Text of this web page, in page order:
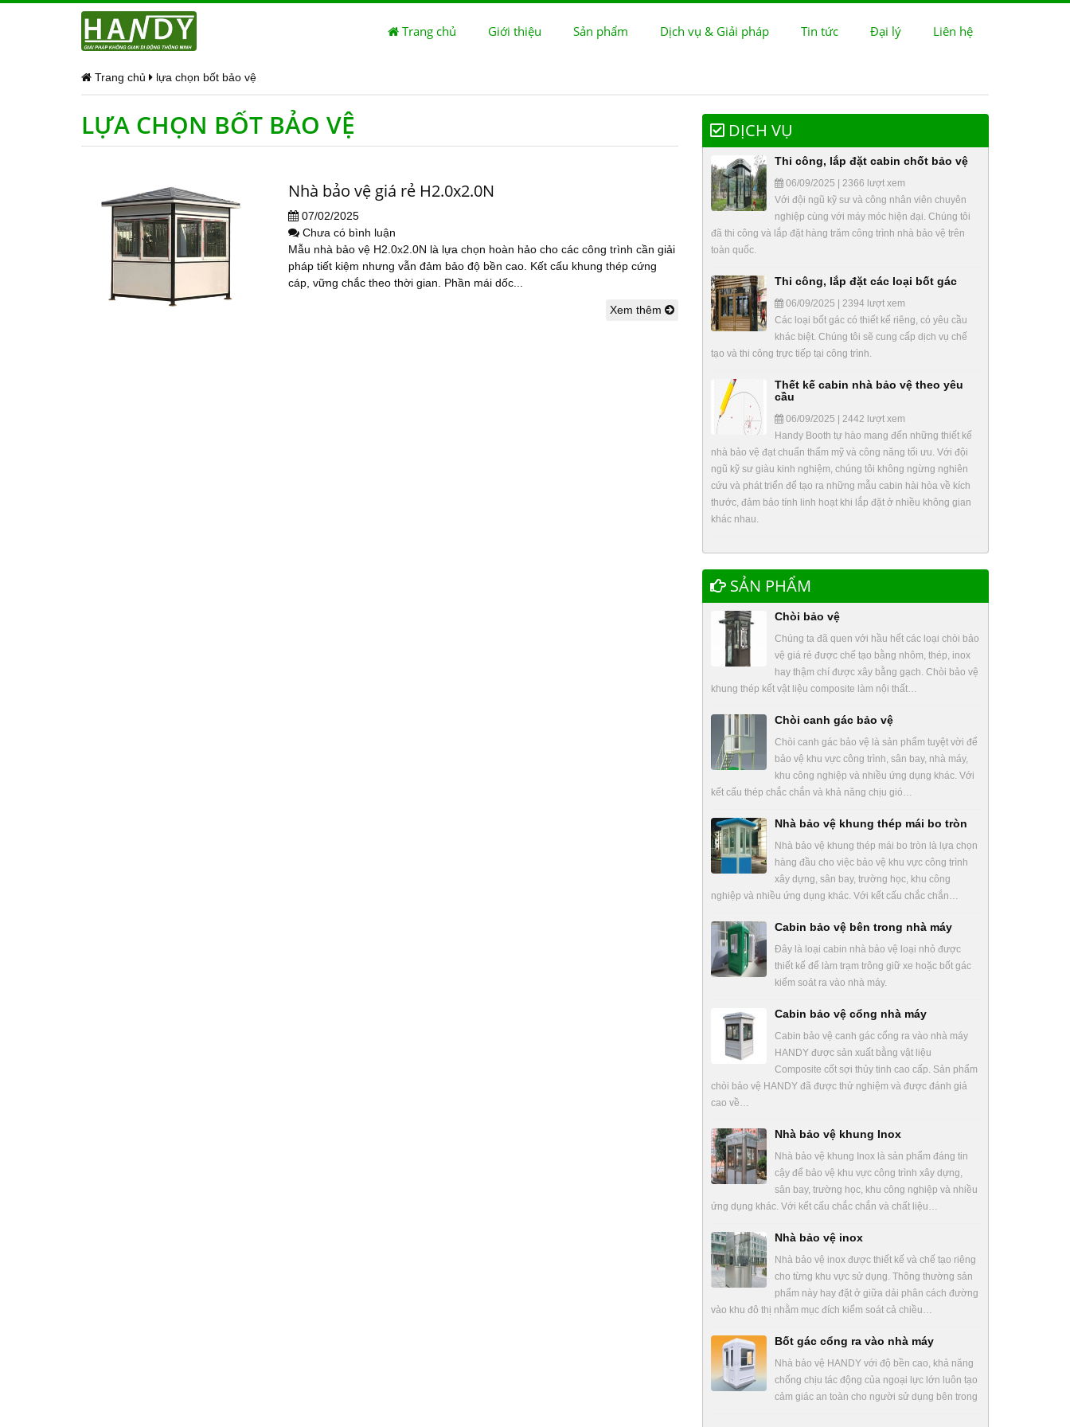
Trang chủ Giới thiệu Sản phẩm Dịch vụ & Giải pháp Tin tức Đại lý Liên hệ
Trang chủ lựa chọn bốt bảo vệ
LỰA CHỌN BỐT BẢO VỆ
Nhà bảo vệ giá rẻ H2.0x2.0N
07/02/2025
Chưa có bình luận
Mẫu nhà bảo vệ H2.0x2.0N là lựa chọn hoàn hảo cho các công trình cần giải
pháp tiết kiệm nhưng vẫn đảm bảo độ bền cao. Kết cấu khung thép cứng
cáp, vững chắc theo thời gian. Phần mái dốc...
Xem thêm
DỊCH VỤ
Thi công, lắp đặt cabin chốt bảo vệ
06/09/2025 | 2366 lượt xem
Với đội ngũ kỹ sư và công nhân viên chuyên
nghiệp cùng với máy móc hiện đại. Chúng tôi
đã thi công và lắp đặt hàng trăm công trình nhà bảo vệ trên
toàn quốc.
Thi công, lắp đặt các loại bốt gác
06/09/2025 | 2394 lượt xem
Các loại bốt gác có thiết kế riêng, có yêu cầu
khác biệt. Chúng tôi sẽ cung cấp dịch vụ chế
tạo và thi công trực tiếp tại công trình.
Thết kế cabin nhà bảo vệ theo yêu
cầu
06/09/2025 | 2442 lượt xem
Handy Booth tự hào mang đến những thiết kế
nhà bảo vệ đạt chuẩn thẩm mỹ và công năng tối ưu. Với đội
ngũ kỹ sư giàu kinh nghiệm, chúng tôi không ngừng nghiên
cứu và phát triển để tạo ra những mẫu cabin hài hòa về kích
thước, đảm bảo tính linh hoạt khi lắp đặt ở nhiều không gian
khác nhau.
SẢN PHẨM
Chòi bảo vệ
Chúng ta đã quen với hầu hết các loại chòi bảo
vệ giá rẻ được chế tạo bằng nhôm, thép, inox
hay thậm chí được xây bằng gạch. Chòi bảo vệ
khung thép kết vật liệu composite làm nội thất…
Chòi canh gác bảo vệ
Chòi canh gác bảo vệ là sản phẩm tuyệt vời để
bảo vệ khu vực công trình, sân bay, nhà máy,
khu công nghiệp và nhiều ứng dụng khác. Với
kết cấu thép chắc chắn và khả năng chịu gió…
Nhà bảo vệ khung thép mái bo tròn
Nhà bảo vệ khung thép mái bo tròn là lựa chọn
hàng đầu cho việc bảo vệ khu vực công trình
xây dựng, sân bay, trường học, khu công
nghiệp và nhiều ứng dụng khác. Với kết cấu chắc chắn…
Cabin bảo vệ bên trong nhà máy
Đây là loại cabin nhà bảo vệ loại nhỏ được
thiết kế để làm trạm trông giữ xe hoặc bốt gác
kiểm soát ra vào nhà máy.
Cabin bảo vệ cổng nhà máy
Cabin bảo vệ canh gác cổng ra vào nhà máy
HANDY được sản xuất bằng vật liệu
Composite cốt sợi thủy tinh cao cấp. Sản phẩm
chòi bảo vệ HANDY đã được thử nghiệm và được đánh giá
cao về…
Nhà bảo vệ khung Inox
Nhà bảo vệ khung Inox là sản phẩm đáng tin
cậy để bảo vệ khu vực công trình xây dựng,
sân bay, trường học, khu công nghiệp và nhiều
ứng dụng khác. Với kết cấu chắc chắn và chất liệu…
Nhà bảo vệ inox
Nhà bảo vệ inox được thiết kế và chế tạo riêng
cho từng khu vực sử dụng. Thông thường sản
phẩm này hay đặt ở giữa dải phân cách đường
vào khu đô thị nhằm mục đích kiểm soát cả chiều…
Bốt gác cổng ra vào nhà máy
Nhà bảo vệ HANDY với độ bền cao, khả năng
chống chịu tác động của ngoại lực lớn luôn tạo
cảm giác an toàn cho người sử dụng bên trong